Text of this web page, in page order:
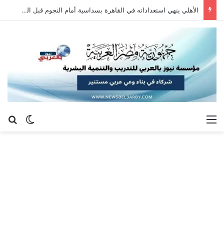
الأهلي ينهي استعداداته في القاهرة بسداسية أمام النجوم قبل السفر إلى إسبانيا
الوضع القائمة